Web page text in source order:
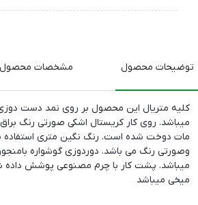
توضیحات محصول مشخصات محصول
کلیه متریال این محصول بر روی نمد دست
میباشد. روی کار کریستال اشکی صورتی رنگ
مات دوخت شده است. رنگ نگین متری استفاده
وصورتی رنگ می باشد. دوردوزی گوشواره
میباشد. پشت کار با چرم مصنوعی پوشش داده
میخی میباشد